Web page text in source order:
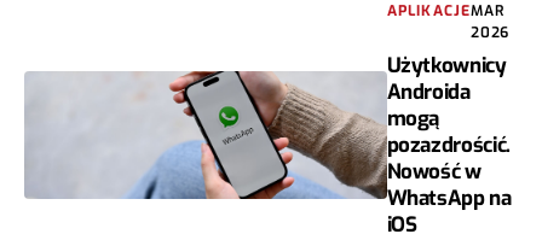
APLIKACJEMAR
2026
Użytkownicy
Androida
mogą
pozazdrościć.
Nowość w
WhatsApp na
iOS